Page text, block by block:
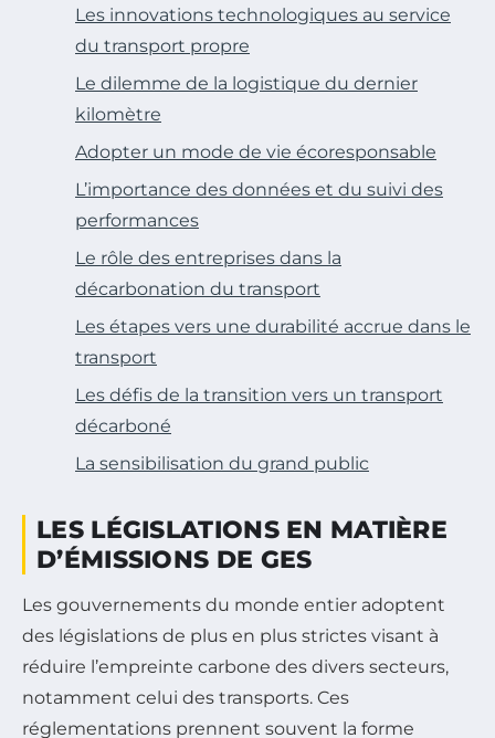
Les innovations technologiques au service
du transport propre
Le dilemme de la logistique du dernier
kilomètre
Adopter un mode de vie écoresponsable
L’importance des données et du suivi des
performances
Le rôle des entreprises dans la
décarbonation du transport
Les étapes vers une durabilité accrue dans le
transport
Les défis de la transition vers un transport
décarboné
La sensibilisation du grand public
LES LÉGISLATIONS EN MATIÈRE
D’ÉMISSIONS DE GES
Les gouvernements du monde entier adoptent
des législations de plus en plus strictes visant à
réduire l’empreinte carbone des divers secteurs,
notamment celui des transports. Ces
réglementations prennent souvent la forme